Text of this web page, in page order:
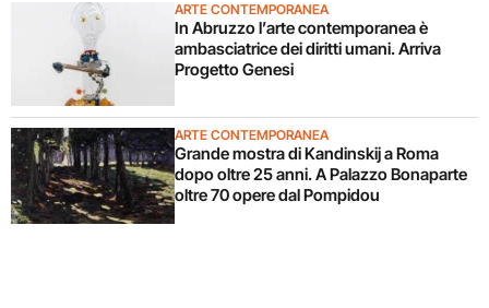
ARTE CONTEMPORANEA
In Abruzzo l’arte contemporanea è
ambasciatrice dei diritti umani. Arriva
Progetto Genesi
ARTE CONTEMPORANEA
Grande mostra di Kandinskij a Roma
dopo oltre 25 anni. A Palazzo Bonaparte
oltre 70 opere dal Pompidou